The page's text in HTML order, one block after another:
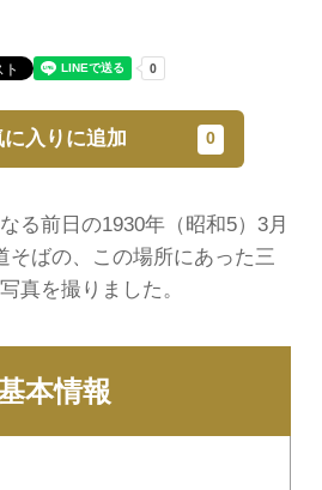
る前日の1930年（昭和5）3月
そばの、この場所にあった三
真を撮りました。
に入りに追加
本情報